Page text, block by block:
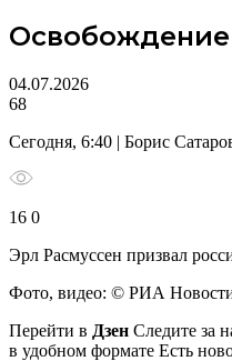
Освобождение
04.07.2026
68
Сегодня, 6:40 | Борис
16 0
Эрл Расмуссен призвал
Фото, видео: © РИА
Перейти в Дзен Следите за
в удобном формате Есть